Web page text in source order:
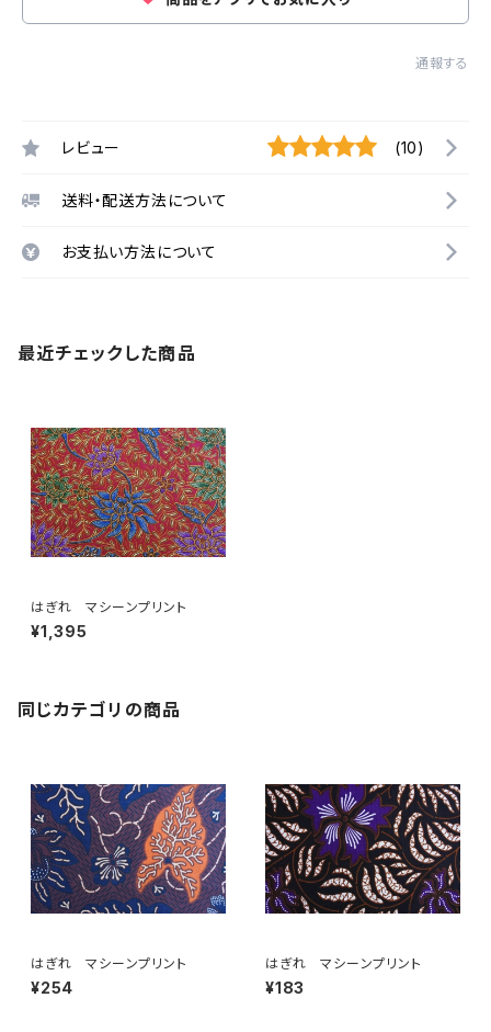
通報する
レビュー (10)
送料・配送方法について
お支払い方法について
最近チェックした商品
はぎれ マシーンプリント
¥1,395
同じカテゴリの商品
はぎれ マシーンプリント
¥254
はぎれ マシーンプリント
¥183